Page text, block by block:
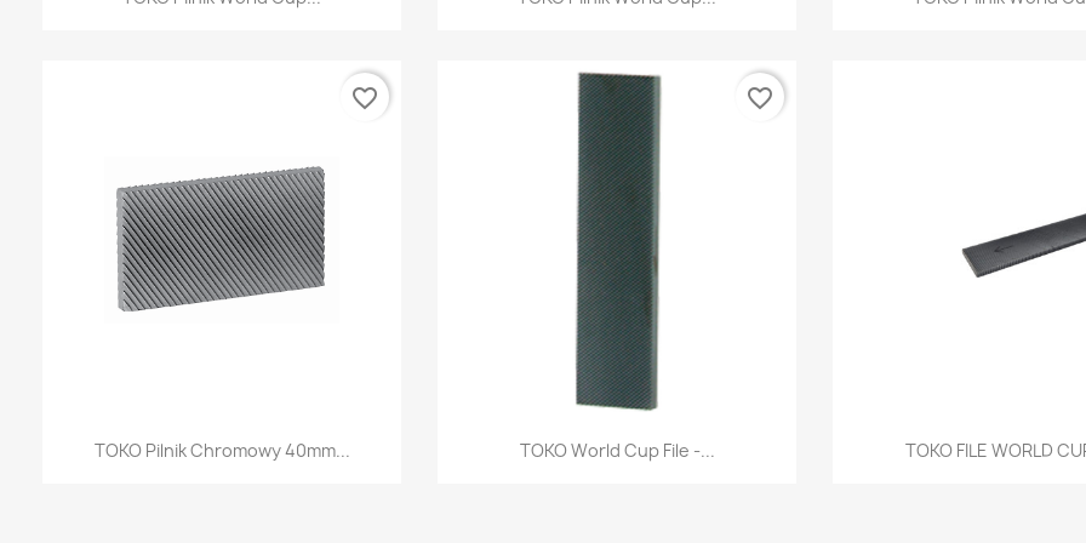
Szybki podgląd
TOKO Pilnik Chromowy 40mm...
favorite_border
Szybki podgląd
TOKO World Cup File -...
favorite_border
Szybki
TOKO FILE WORLD